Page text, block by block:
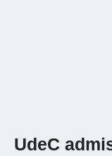
UdeC